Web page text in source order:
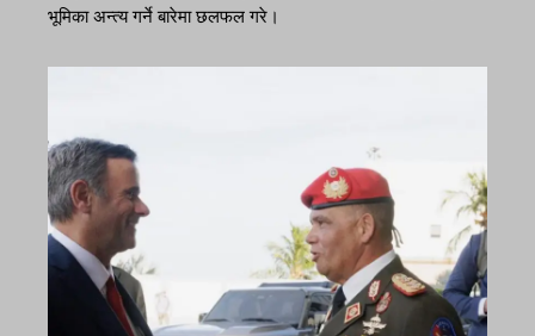
भूमिका अन्त्य गर्ने बारेमा छलफल गरे।